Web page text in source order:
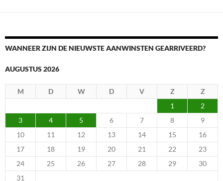
WANNEER ZIJN DE NIEUWSTE AANWINSTEN GEARRIVEERD?
AUGUSTUS 2026
M D W D V Z
Z
1
2
3
4 5 6 7 8
9
10
11 12 13 14 15
16
17
18 19 20 21 22
23
24
25 26 27 28 29
30
31